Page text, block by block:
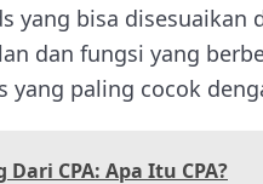
yang bisa
dan fungsi yang
yang paling cocok
CPA: Apa Itu CPA?